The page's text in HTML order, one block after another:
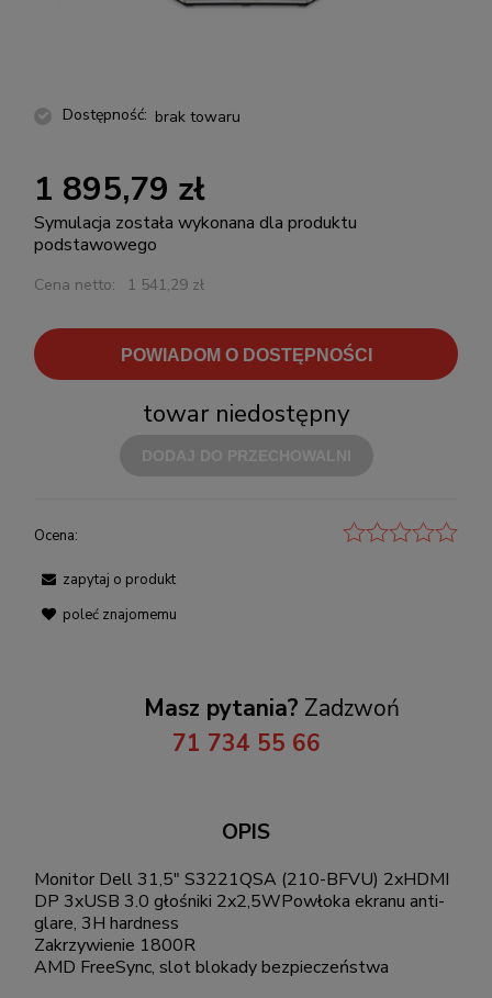
Dostępność: brak towaru
1 895,79 zł
Symulacja została wykonana dla produktu
podstawowego
Cena netto: 1 541,29 zł
POWIADOM O DOSTĘPNOŚCI
towar niedostępny
Ocena:
zapytaj o produkt
poleć znajomemu
Masz pytania? Zadzwoń
71 734 55 66
OPIS
Monitor Dell 31,5" S3221QSA (210-BFVU) 2xHDMI
DP 3xUSB 3.0 głośniki 2x2,5WPowłoka ekranu anti-
glare, 3H hardness
Zakrzywienie 1800R
AMD FreeSync, slot blokady bezpieczeństwa